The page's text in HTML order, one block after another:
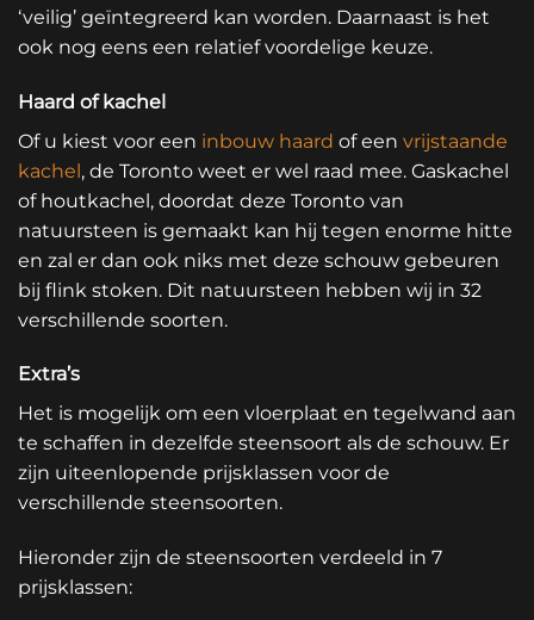
‘veilig’ geïntegreerd kan worden. Daarnaast is het
ook nog eens een relatief voordelige keuze.
Haard of kachel
Of u kiest voor een inbouw haard of een vrijstaande
kachel, de Toronto weet er wel raad mee. Gaskachel
of houtkachel, doordat deze Toronto van
natuursteen is gemaakt kan hij tegen enorme hitte
en zal er dan ook niks met deze schouw gebeuren
bij flink stoken. Dit natuursteen hebben wij in 32
verschillende soorten.
Extra’s
Het is mogelijk om een vloerplaat en tegelwand aan
te schaffen in dezelfde steensoort als de schouw. Er
zijn uiteenlopende prijsklassen voor de
verschillende steensoorten.
Hieronder zijn de steensoorten verdeeld in 7
prijsklassen: